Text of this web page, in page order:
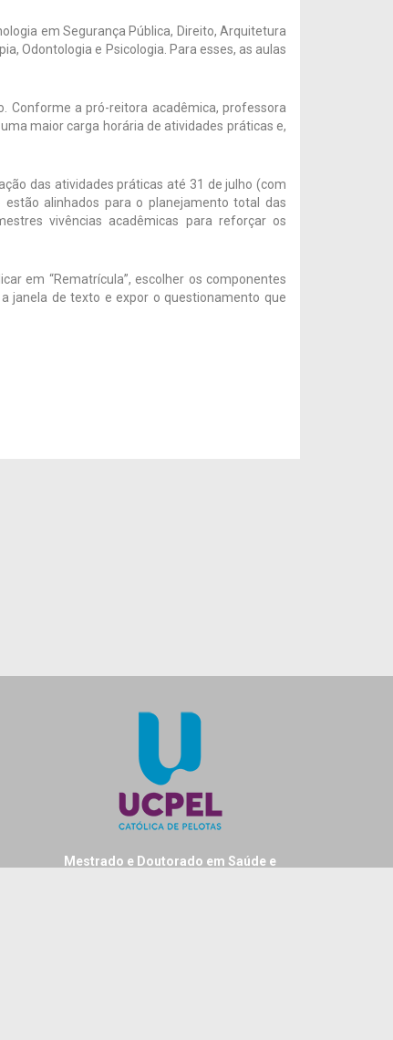
em Segurança Pública, Direito, Arquitetura
Odontologia e Psicologia. Para esses, as aulas
Conforme a pró-reitora acadêmica, professora
maior carga horária de atividades práticas e,
das atividades práticas até 31 de julho (com
alinhados para o planejamento total das
vivências acadêmicas para reforçar os
em “Rematrícula”, escolher os componentes
janela de texto e expor o questionamento que
Mestrado e Doutorado em Saúde e